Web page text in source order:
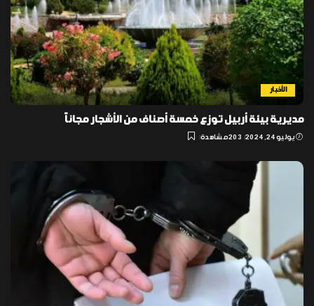
الأخبار
مديرية بيئة أربيل توزع خمسة أصناف من الأشجار مجاناً
يوليو 24, 2024 203 مشاهدة